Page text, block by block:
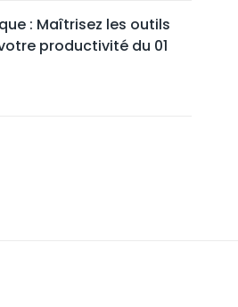
: Maîtrisez les outils
productivité du 01